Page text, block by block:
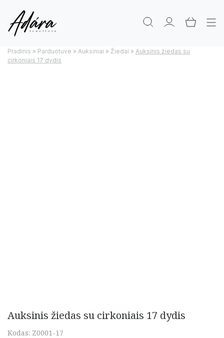
Pradinis » Parduotuve » Auksiniai » Žiedai » Auksinis žiedas su
cirkoniais 17 dydis
Auksinis žiedas su cirkoniais 17 dydis
Kodas: Z0001-17